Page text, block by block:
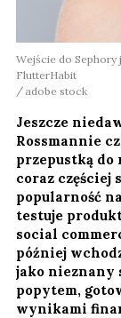
Wejście do Sephory
FlutterHabit
adobe stock
Jeszcze
Rossmannie
przepustką do
coraz częściej
popularność
testuje
social
później
jako nieznany
popytem,
wynikami